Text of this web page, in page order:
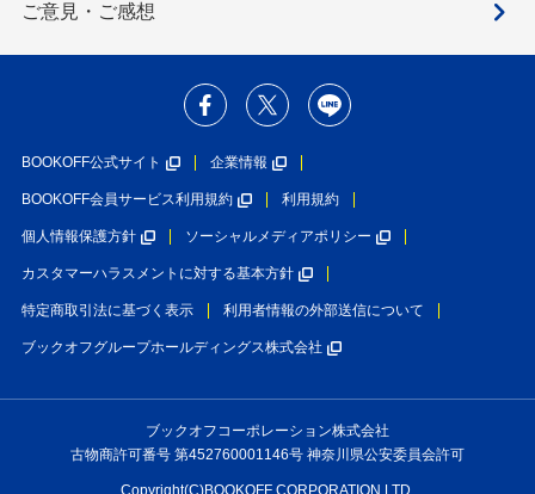
ご意見・ご感想
BOOKOFF公式サイト 企業情報
BOOKOFF会員サービス利用規約 利用規約
個人情報保護方針 ソーシャルメディアポリシー
カスタマーハラスメントに対する基本方針
特定商取引法に基づく表示 利用者情報の外部送信について
ブックオフグループホールディングス株式会社
ブックオフコーポレーション株式会社
古物商許可番号 第452760001146号 神奈川県公安委員会許可
Copyright(C)BOOKOFF CORPORATION LTD.